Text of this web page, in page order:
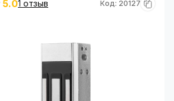
5.01 отзыв Код: 20127